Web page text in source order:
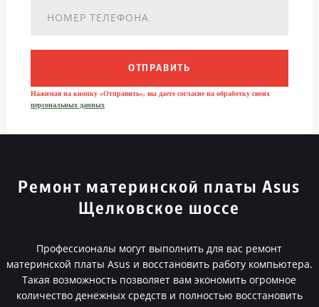
ОТПРАВИТЬ
Нажимая на кнопку «Отправить», вы даете согласие на обработку своих
персональных данных
Ремонт материнской платы Asus
Щелковское шоссе
Профессионалы могут выполнить для вас ремонт
материнской платы Asus и восстановить работу компьютера.
Такая возможность позволяет вам экономить огромное
количество денежных средств и полностью восстановить